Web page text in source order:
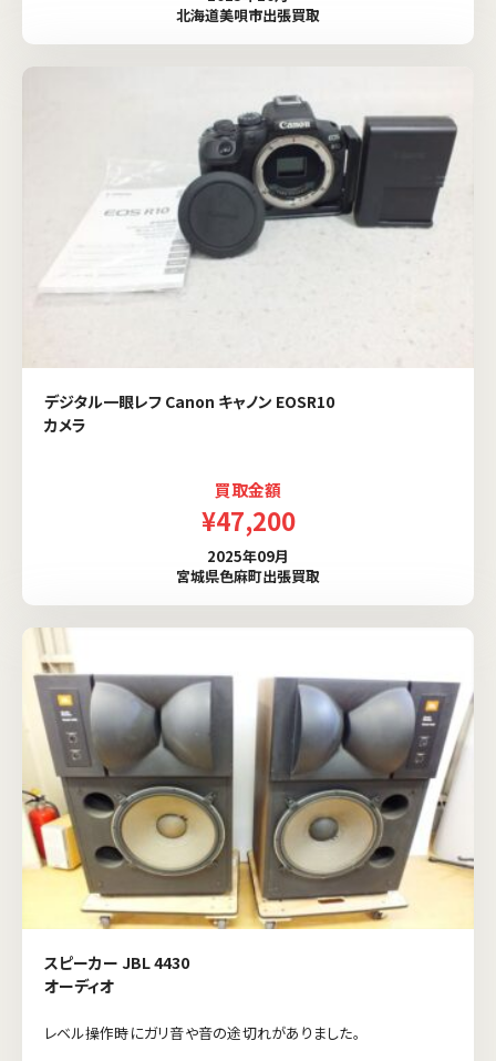
北海道美唄市出張買取
デジタル一眼レフ Canon キャノン EOSR10
カメラ
買取金額
¥47,200
2025年09月
宮城県色麻町出張買取
スピーカー JBL 4430
オーディオ
レベル操作時にガリ音や音の途切れがありました。